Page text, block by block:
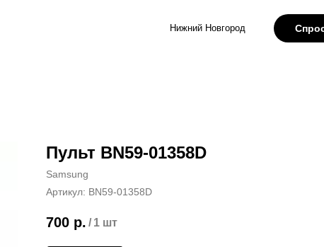
Нижний Новгород
Пульт BN59-01358D
Samsung
Артикул: BN59-01358D
700 р. / 1 шт